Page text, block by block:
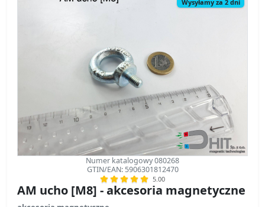
Wysyłamy za 2 dni
Numer katalogowy 080268
GTIN/EAN: 5906301812470
5.00
AM ucho [M8] - akcesoria magnetyczne